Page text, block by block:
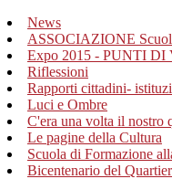
News
ASSOCIAZIONE
Expo 2015 - PUNTI DI
Riflessioni
Rapporti cittadini-
Luci e Ombre
C'era una volta il nostro
Le pagine della Cultura
Scuola di Formazione
Bicentenario del